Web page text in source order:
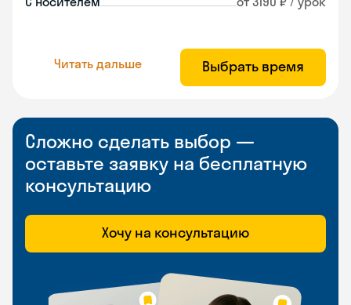
Читать дальше Выбрать время
Сложно сделать выбор —
оставьте заявку на бесплатную
консультацию
Хочу на консультацию